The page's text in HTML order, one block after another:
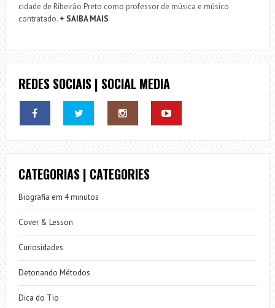
cidade de Ribeirão Preto como professor de música e músico
contratado. + SAIBA MAIS
REDES SOCIAIS | SOCIAL MEDIA
CATEGORIAS | CATEGORIES
Biografia em 4 minutos
Cover & Lesson
Curiosidades
Detonando Métodos
Dica do Tio